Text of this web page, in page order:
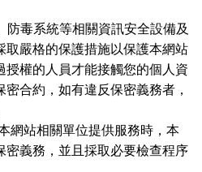
防毒系統等相關資訊安全設備及
取嚴格的保護措施以保護本網站
授權的人員才能接觸您的個人資
合約，如有違反保密義務者，
網站相關單位提供服務時，本
密義務，並且採取必要檢查程序